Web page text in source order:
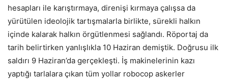
hesapları ile karıştırmaya, direnişi kırmaya çalışsa da
yürütülen ideolojik tartışmalarla birlikte, sürekli halkın
içinde kalarak halkın örgütlenmesi sağlandı. Röportaj da
tarih belirtirken yanlışlıkla 10 Haziran demiştik. Doğrusu ilk
saldırı 9 Haziran’da gerçekleşti. İş makinelerinin kazı
yaptığı tarlalara çıkan tüm yollar robocop askerler